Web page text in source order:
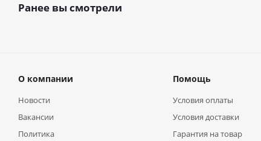
Ранее вы смотрели
О компании
Новости
Вакансии
Политика
Помощь
Условия оплаты
Условия доставки
Гарантия на товар